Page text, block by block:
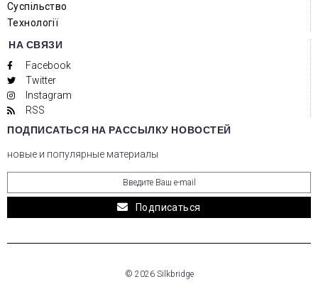
Суспільство
Технології
НА СВЯЗИ
Facebook
Twitter
Instagram
RSS
ПОДПИСАТЬСЯ НА РАССЫЛКУ НОВОСТЕЙ
новые и популярные материалы
Подписаться
© 2026 Silkbridge